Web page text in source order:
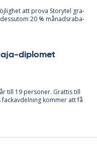
att prova Sto­ry­tel gra­
20 % må­nads­ra­ba­
di­plo­met
till 19 per­so­ner. Grat­tis till
kom­mer att få